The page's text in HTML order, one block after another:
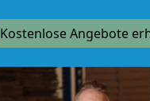
Kostenlose Angebote